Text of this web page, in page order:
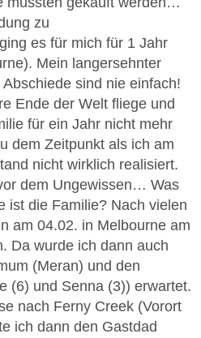
zu
es für mich für 1 Jahr
Mein langersehnter
sind nie einfach!
Ende der Welt fliege und
für ein Jahr nicht mehr
dem Zeitpunkt als ich am
nicht wirklich realisiert.
dem Ungewissen… Was
ist die Familie? Nach vielen
am 04.02. in Melbourne am
Da wurde ich dann auch
(Meran) und den
(6) und Senna (3)) erwartet.
nach Ferny Creek (Vorort
ich dann den Gastdad